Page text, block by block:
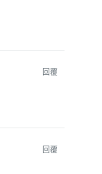
回覆
回覆